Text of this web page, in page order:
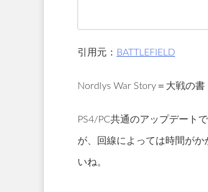
引用元： BATTLEFIELD
Nordlys War Story＝大戦の書
PS4/PC共通のアップデート
が、回線によっては時間が
いね。